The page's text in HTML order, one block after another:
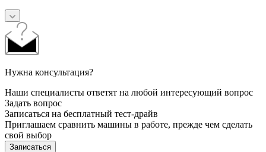
Нужна консультация?
Наши специалисты ответят на любой интересующий вопрос
Задать вопрос
Записаться на бесплатный тест-драйв
Приглашаем сравнить машины в работе, прежде чем сделать
свой выбор
Записаться